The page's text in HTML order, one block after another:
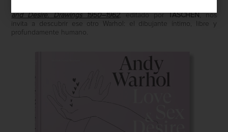
and Desire. Drawings 1950–1962, editado porTASCHEN, nos
invita a descubrir ese otro Warhol: el dibujante íntimo, libre y
profundamente humano.